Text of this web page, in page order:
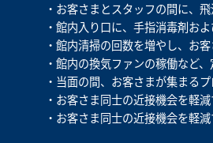
・お客さまとスタッフの間に、
・館内入り口に、手指消毒剤お
・館内清掃の回数を増やし、お
・館内の換気ファンの稼働など
・当面の間、お客さまが集まる
・お客さま同士の近接機会を軽
・お客さま同士の近接機会を軽